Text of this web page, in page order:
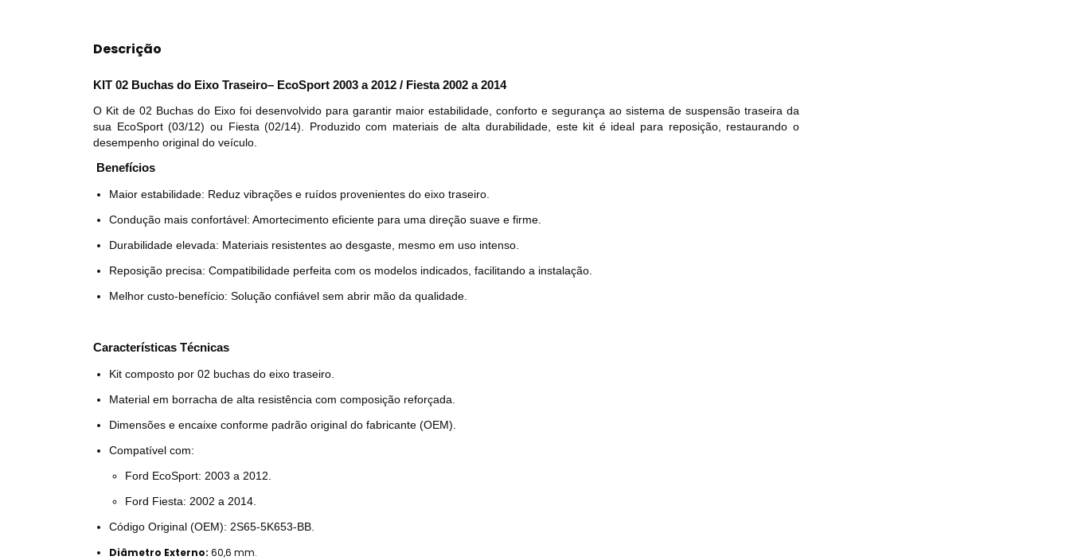
Descrição
KIT 02 Buchas do Eixo Traseiro– EcoSport 2003 a 2012 / Fiesta 2002 a 2014
O Kit de 02 Buchas do Eixo foi desenvolvido para garantir maior estabilidade, conforto e segurança ao sistema de suspensão traseira da
sua EcoSport (03/12) ou Fiesta (02/14). Produzido com materiais de alta durabilidade, este kit é ideal para reposição, restaurando o
desempenho original do veículo.
Benefícios
Maior estabilidade: Reduz vibrações e ruídos provenientes do eixo traseiro.
Condução mais confortável: Amortecimento eficiente para uma direção suave e firme.
Durabilidade elevada: Materiais resistentes ao desgaste, mesmo em uso intenso.
Reposição precisa: Compatibilidade perfeita com os modelos indicados, facilitando a instalação.
Melhor custo-benefício: Solução confiável sem abrir mão da qualidade.
Características Técnicas
Kit composto por 02 buchas do eixo traseiro.
Material em borracha de alta resistência com composição reforçada.
Dimensões e encaixe conforme padrão original do fabricante (OEM).
Compatível com:
Ford EcoSport: 2003 a 2012.
Ford Fiesta: 2002 a 2014.
Código Original (OEM): 2S65-5K653-BB.
Diâmetro Externo: 60,6 mm.